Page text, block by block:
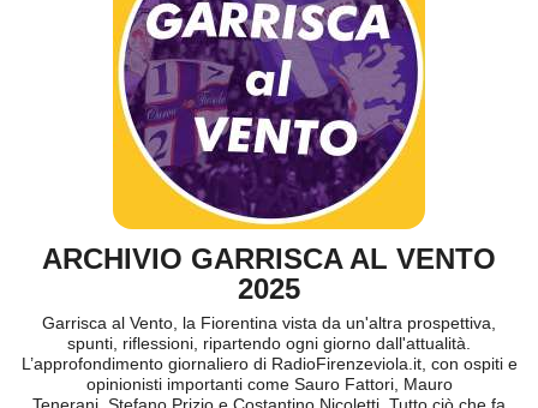
ARCHIVIO GARRISCA AL VENTO
2025
Garrisca al Vento, la Fiorentina vista da un'altra prospettiva,
spunti, riflessioni, ripartendo ogni giorno dall'attualità.
L’approfondimento giornaliero di RadioFirenzeviola.it, con ospiti e
opinionisti importanti come Sauro Fattori, Mauro